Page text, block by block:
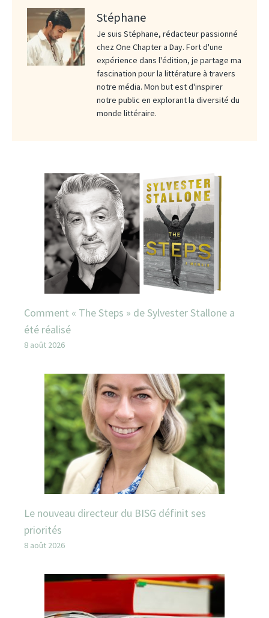
Stéphane
Je suis Stéphane, rédacteur passionné
chez One Chapter a Day. Fort d'une
expérience dans l'édition, je partage ma
fascination pour la littérature à travers
notre média. Mon but est d'inspirer
notre public en explorant la diversité du
monde littéraire.
Comment « The Steps » de Sylvester Stallone a
été réalisé
8 août 2026
Le nouveau directeur du BISG définit ses
priorités
8 août 2026